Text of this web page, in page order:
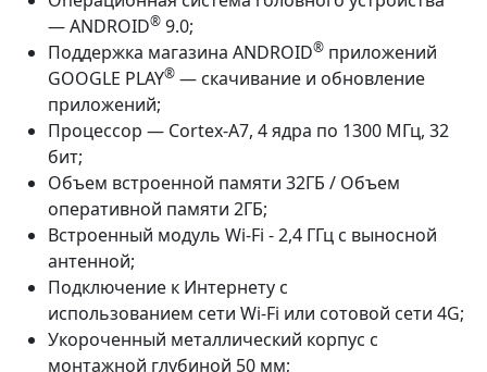
— ANDROID® 9.0;
Поддержка магазина ANDROID® приложений
GOOGLE PLAY® — скачивание и обновление
приложений;
Процессор — Cortex-A7, 4 ядра по 1300 МГц, 32
бит;
Объем встроенной памяти 32ГБ / Объем
оперативной памяти 2ГБ;
Встроенный модуль Wi-Fi - 2,4 ГГц с выносной
антенной;
Подключение к Интернету с
использованием сети Wi-Fi или сотовой сети 4G;
Укороченный металлический корпус с
монтажной глубиной 50 мм;